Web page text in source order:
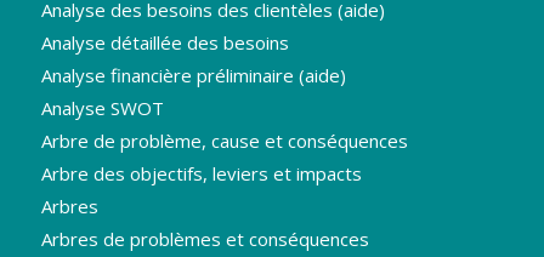
Analyse des besoins des clientèles (aide)
Analyse détaillée des besoins
Analyse financière préliminaire (aide)
Analyse SWOT
Arbre de problème, cause et conséquences
Arbre des objectifs, leviers et impacts
Arbres
Arbres de problèmes et conséquences